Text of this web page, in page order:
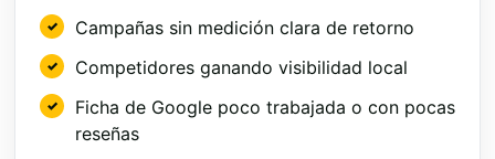
Campañas sin medición clara de retorno
Competidores ganando visibilidad local
Ficha de Google poco trabajada o con pocas
reseñas